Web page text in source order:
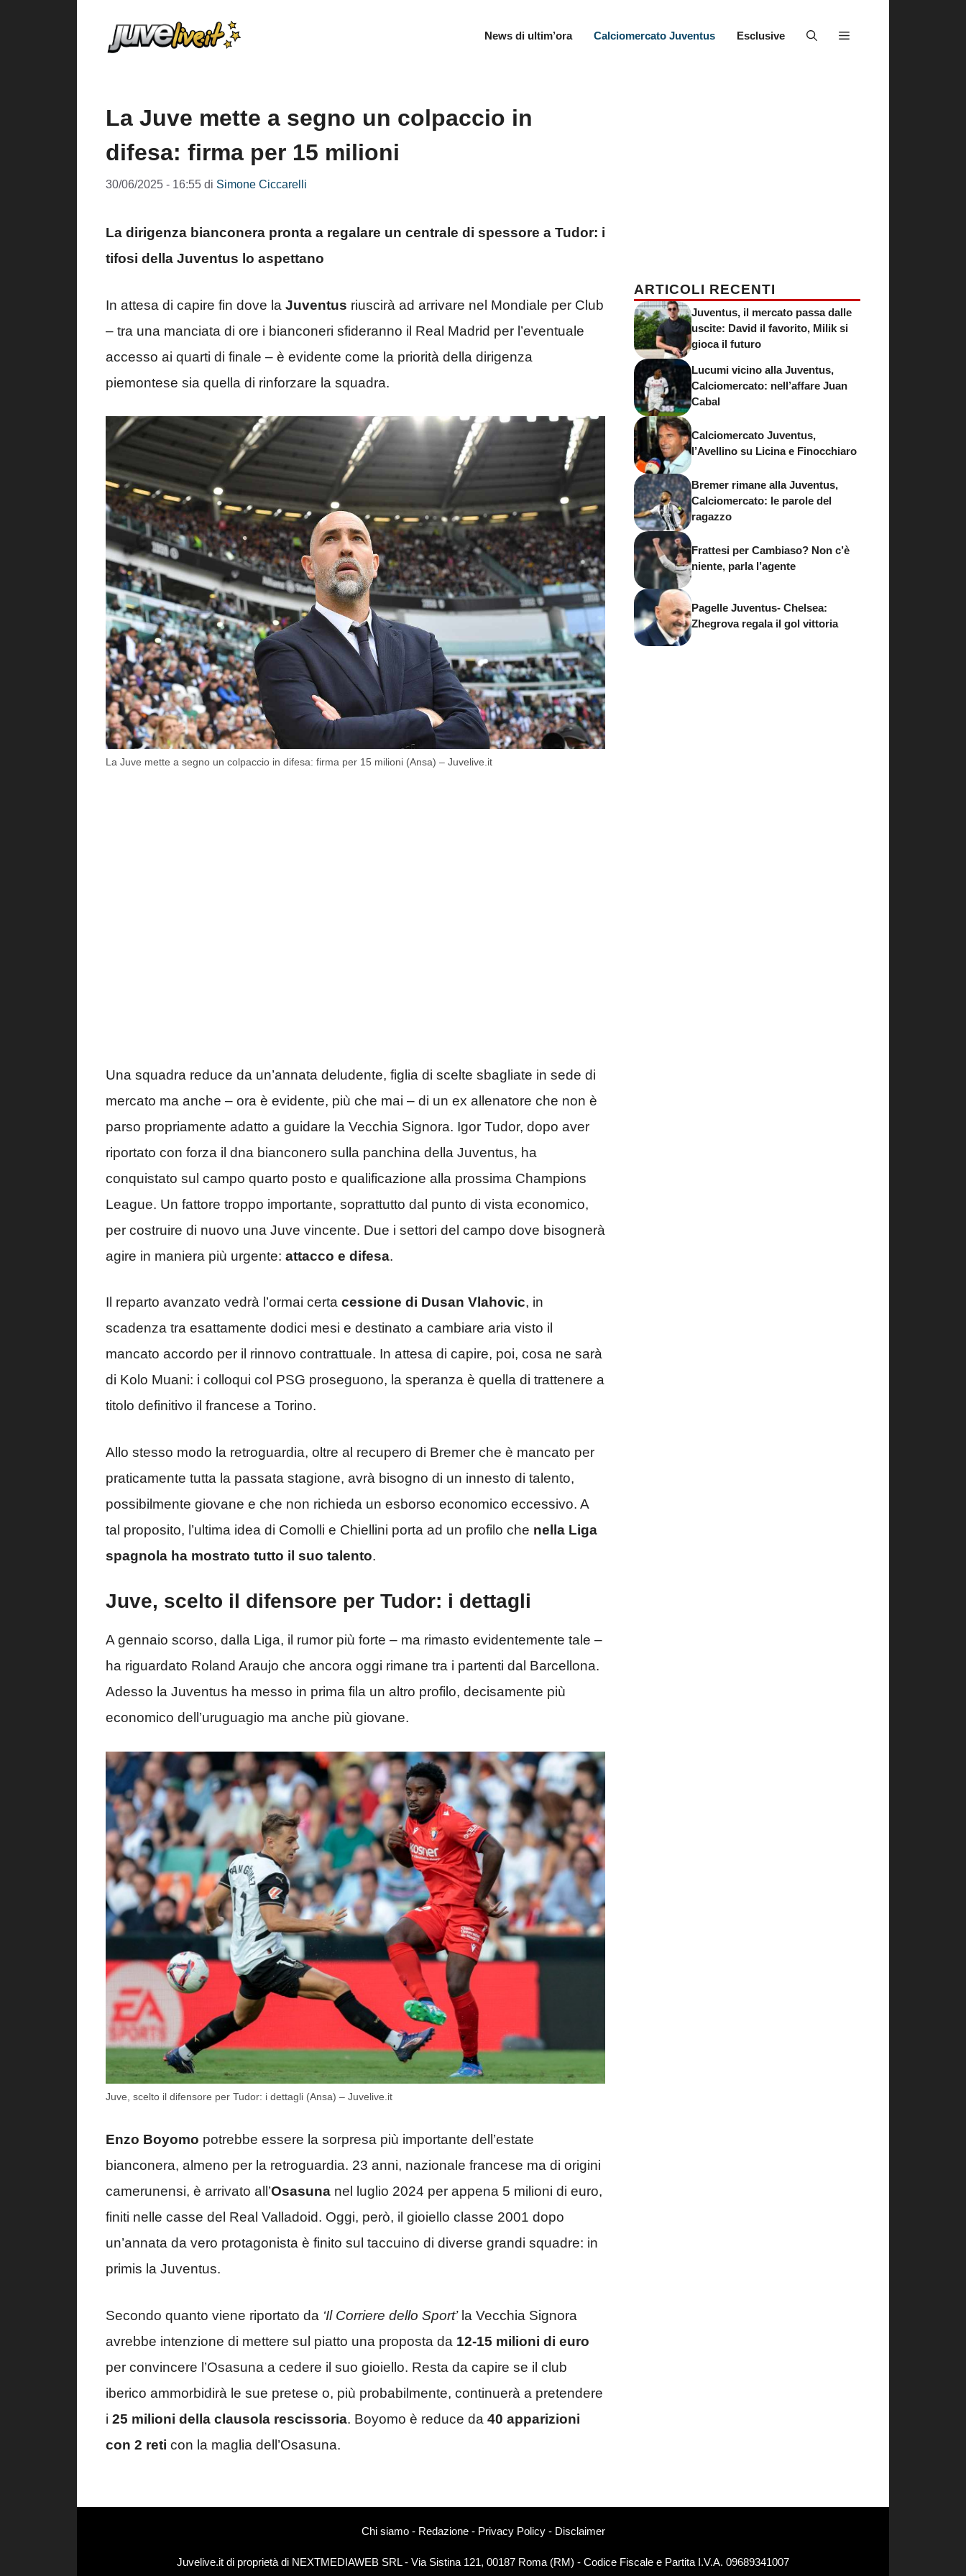
News di ultim’ora Calciomercato Juventus Esclusive
La Juve mette a segno un colpaccio in
difesa: firma per 15 milioni
30/06/2025 - 16:55 di Simone Ciccarelli
La dirigenza bianconera pronta a regalare un centrale di spessore a Tudor: i
tifosi della Juventus lo aspettano
In attesa di capire fin dove la Juventus riuscirà ad arrivare nel Mondiale per Club
– tra una manciata di ore i bianconeri sfideranno il Real Madrid per l’eventuale
accesso ai quarti di finale – è evidente come la priorità della dirigenza
piemontese sia quella di rinforzare la squadra.
La Juve mette a segno un colpaccio in difesa: firma per 15 milioni (Ansa) – Juvelive.it
Una squadra reduce da un’annata deludente, figlia di scelte sbagliate in sede di
mercato ma anche – ora è evidente, più che mai – di un ex allenatore che non è
parso propriamente adatto a guidare la Vecchia Signora. Igor Tudor, dopo aver
riportato con forza il dna bianconero sulla panchina della Juventus, ha
conquistato sul campo quarto posto e qualificazione alla prossima Champions
League. Un fattore troppo importante, soprattutto dal punto di vista economico,
per costruire di nuovo una Juve vincente. Due i settori del campo dove bisognerà
agire in maniera più urgente: attacco e difesa.
Il reparto avanzato vedrà l’ormai certa cessione di Dusan Vlahovic, in
scadenza tra esattamente dodici mesi e destinato a cambiare aria visto il
mancato accordo per il rinnovo contrattuale. In attesa di capire, poi, cosa ne sarà
di Kolo Muani: i colloqui col PSG proseguono, la speranza è quella di trattenere a
titolo definitivo il francese a Torino.
Allo stesso modo la retroguardia, oltre al recupero di Bremer che è mancato per
praticamente tutta la passata stagione, avrà bisogno di un innesto di talento,
possibilmente giovane e che non richieda un esborso economico eccessivo. A
tal proposito, l’ultima idea di Comolli e Chiellini porta ad un profilo che nella Liga
spagnola ha mostrato tutto il suo talento.
Juve, scelto il difensore per Tudor: i dettagli
A gennaio scorso, dalla Liga, il rumor più forte – ma rimasto evidentemente tale –
ha riguardato Roland Araujo che ancora oggi rimane tra i partenti dal Barcellona.
Adesso la Juventus ha messo in prima fila un altro profilo, decisamente più
economico dell’uruguagio ma anche più giovane.
Juve, scelto il difensore per Tudor: i dettagli (Ansa) – Juvelive.it
Enzo Boyomo potrebbe essere la sorpresa più importante dell’estate
bianconera, almeno per la retroguardia. 23 anni, nazionale francese ma di origini
camerunensi, è arrivato all’Osasuna nel luglio 2024 per appena 5 milioni di euro,
finiti nelle casse del Real Valladoid. Oggi, però, il gioiello classe 2001 dopo
un’annata da vero protagonista è finito sul taccuino di diverse grandi squadre: in
primis la Juventus.
Secondo quanto viene riportato da ‘Il Corriere dello Sport’la Vecchia Signora
avrebbe intenzione di mettere sul piatto una proposta da 12-15 milioni di euro
per convincere l’Osasuna a cedere il suo gioiello. Resta da capire se il club
iberico ammorbidirà le sue pretese o, più probabilmente, continuerà a pretendere
i 25 milioni della clausola rescissoria. Boyomo è reduce da 40 apparizioni
con 2 reti con la maglia dell’Osasuna.
ARTICOLI RECENTI
Juventus, il mercato passa dalle
uscite: David il favorito, Milik si
gioca il futuro
Lucumi vicino alla Juventus,
Calciomercato: nell’affare Juan
Cabal
Calciomercato Juventus,
l’Avellino su Licina e Finocchiaro
Bremer rimane alla Juventus,
Calciomercato: le parole del
ragazzo
Frattesi per Cambiaso? Non c’è
niente, parla l’agente
Pagelle Juventus- Chelsea:
Zhegrova regala il gol vittoria
Chi siamo- Redazione- Privacy Policy- Disclaimer
Juvelive.it di proprietà di NEXTMEDIAWEB SRL - Via Sistina 121, 00187 Roma (RM) - Codice Fiscale e Partita I.V.A. 09689341007